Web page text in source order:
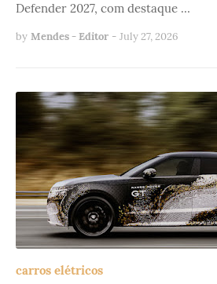
Defender 2027, com destaque …
by Mendes - Editor - July 27, 2026
carros elétricos